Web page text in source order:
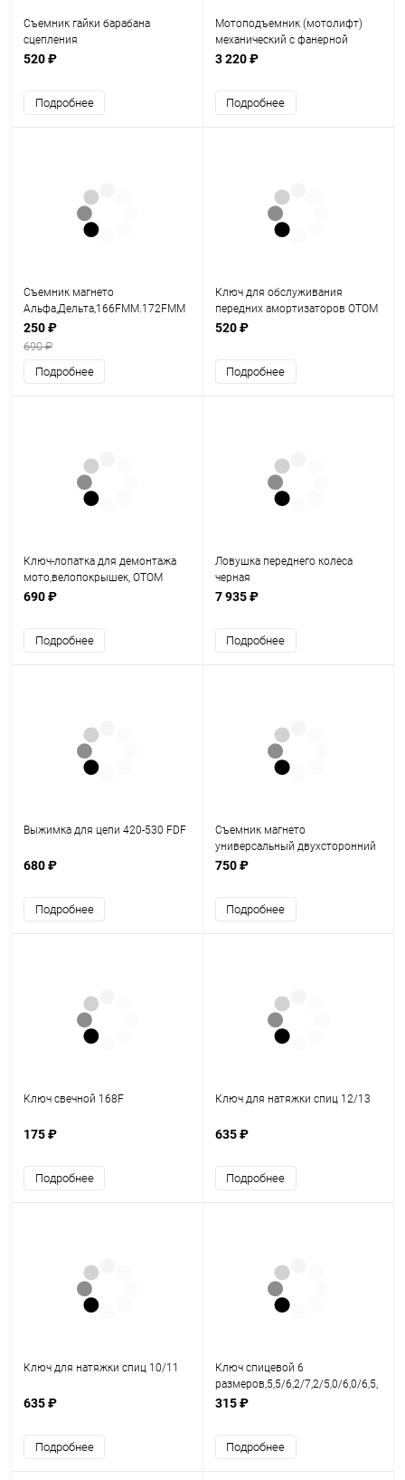
Съемник гайки барабана
сцепления
Альфа,Дельта,166FMM.172FMM
520 ₽
Подробнее
Мотоподъемник (мотолифт)
механический с фанерной
площадкой (желтый)
3 220 ₽
Подробнее
Съемник магнето
Альфа,Дельта,166FMM.172FMM
175FMM FDF
250 ₽
690 ₽
Подробнее
Ключ для обслуживания
передних амортизаторов OTOM
520 ₽
Подробнее
Ключ-лопатка для демонтажа
мото,велопокрышек, ОТОМ
690 ₽
Подробнее
Ловушка переднего колеса
черная
7 935 ₽
Подробнее
Выжимка для цепи 420-530 FDF
680 ₽
Подробнее
Съемник магнето
универсальный двухсторонний
скутер 139QMB/157QMJ CN
750 ₽
Подробнее
Ключ свечной 168F
175 ₽
Подробнее
Ключ для натяжки спиц 12/13
635 ₽
Подробнее
Ключ для натяжки спиц 10/11
635 ₽
Подробнее
Ключ спицевой 6
размеров,5,5/6,2/7,2/5,0/6,0/6,5,
сталь
315 ₽
Подробнее